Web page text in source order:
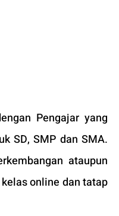
Pengajar yang
SD, SMP dan SMA.
ataupun
online dan tatap